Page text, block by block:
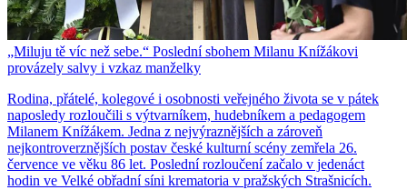
„Miluju tě víc než sebe.“ Poslední sbohem Milanu Knížákovi
provázely salvy i vzkaz manželky
Rodina, přátelé, kolegové i osobnosti veřejného života se v pátek
naposledy rozloučili s výtvarníkem, hudebníkem a pedagogem
Milanem Knížákem. Jedna z nejvýraznějších a zároveň
nejkontroverznějších postav české kulturní scény zemřela 26.
července ve věku 86 let. Poslední rozloučení začalo v jedenáct
hodin ve Velké obřadní síni krematoria v pražských Strašnicích.